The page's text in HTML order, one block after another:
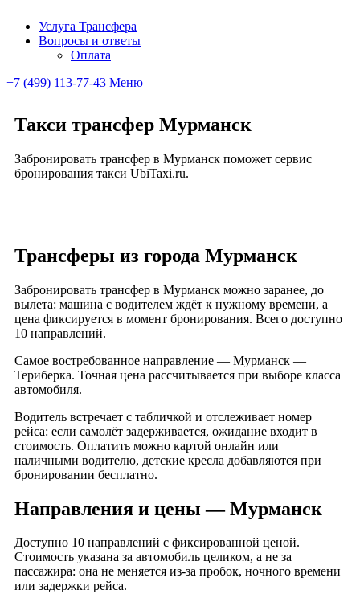
Ubitaxi
Услуга Трансфера
Вопросы и ответы
Оплата
+7 (499) 113-77-43 Меню
Такси трансфер Мурманск
Забронировать трансфер в Мурманск поможет сервис
бронирования такси UbiTaxi.ru.
Трансферы из города Мурманск
Забронировать трансфер в Мурманск можно заранее, до
вылета: машина с водителем ждёт к нужному времени, а
цена фиксируется в момент бронирования. Всего доступно
10 направлений.
Самое востребованное направление — Мурманск —
Териберка. Точная цена рассчитывается при выборе класса
автомобиля.
Водитель встречает с табличкой и отслеживает номер
рейса: если самолёт задерживается, ожидание входит в
стоимость. Оплатить можно картой онлайн или
наличными водителю, детские кресла добавляются при
бронировании бесплатно.
Направления и цены — Мурманск
Доступно 10 направлений с фиксированной ценой.
Стоимость указана за автомобиль целиком, а не за
пассажира: она не меняется из-за пробок, ночного времени
или задержки рейса.